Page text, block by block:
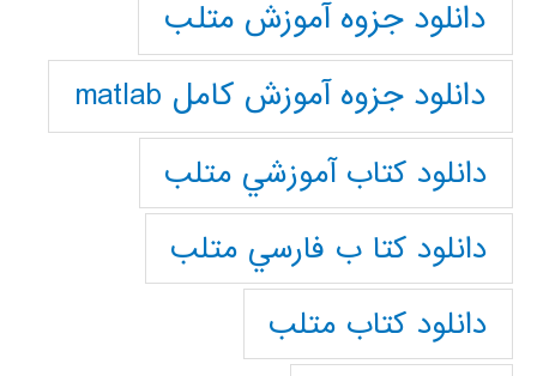
دانلود جزوه آموزش متلب
دانلود جزوه آموزش کامل matlab
دانلود كتاب آموزشي متلب
دانلود كتا ب فارسي متلب
دانلود كتاب متلب